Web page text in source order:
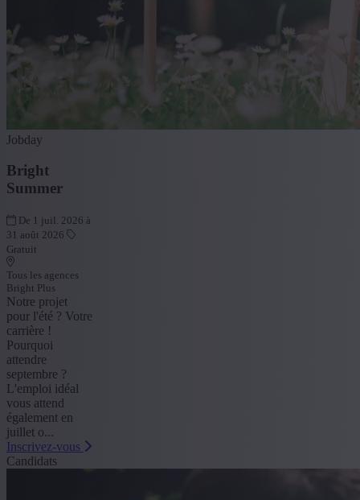
Jobday
Bright
Summer
De 1 juil. 2026 à
31 août 2026
Gratuit
Tous les agences
Bright Plus
Notre projet
pour l'été ? Votre
carrière !
Pourquoi
attendre
septembre ?
L'emploi idéal
vous attend
également en
juillet o...
Inscrivez-vous
Candidats